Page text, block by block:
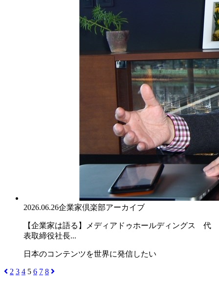
2026.06.26企業家倶楽部アーカイブ
【企業家は語る】メディアドゥホールディングス 代
表取締役社長...
日本のコンテンツを世界に発信したい
2 3 4 5 6 7 8